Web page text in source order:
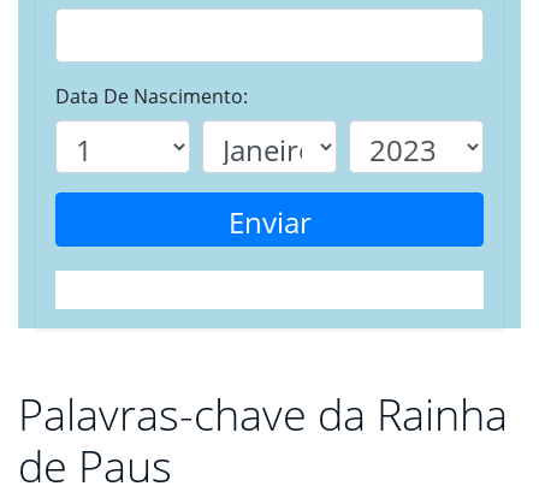
Data De Nascimento:
Enviar
Palavras-chave da Rainha
de Paus